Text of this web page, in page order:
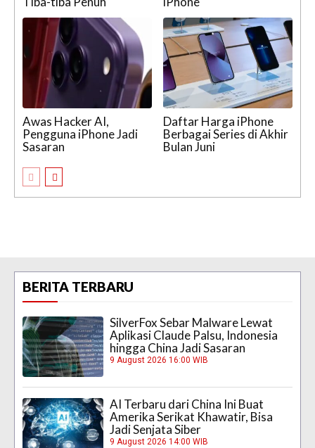
Awas Hacker AI,
Pengguna iPhone Jadi
Sasaran
Daftar Harga iPhone
Berbagai Series di Akhir
Bulan Juni
BERITA TERBARU
SilverFox Sebar Malware Lewat
Aplikasi Claude Palsu, Indonesia
hingga China Jadi Sasaran
9 August 2026 16:00 WIB
AI Terbaru dari China Ini Buat
Amerika Serikat Khawatir, Bisa
Jadi Senjata Siber
9 August 2026 14:00 WIB